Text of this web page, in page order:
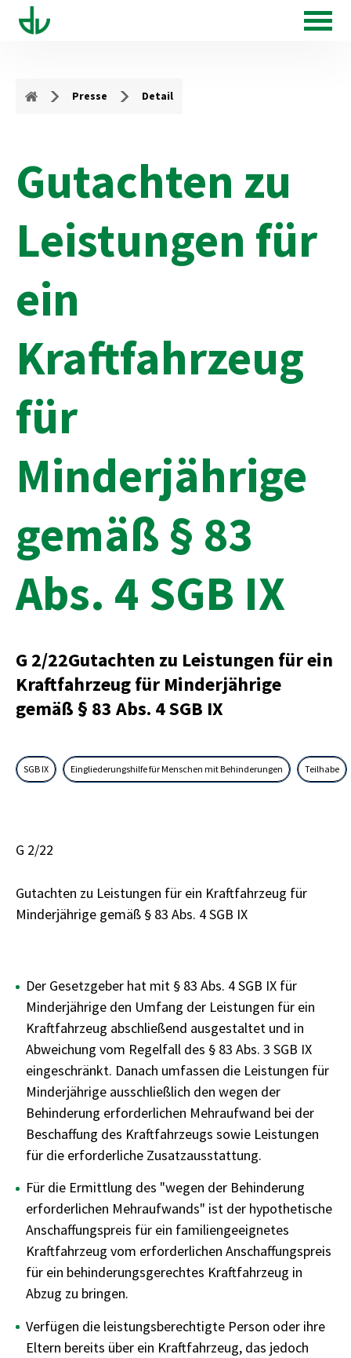
Presse Detail
Gutachten zu
Leistungen für
ein
Kraftfahrzeug
für
Minderjährige
gemäß § 83
Abs. 4 SGB IX
G 2/22Gutachten zu Leistungen für ein
Kraftfahrzeug für Minderjährige
gemäß § 83 Abs. 4 SGB IX
SGB IX Eingliederungshilfe für Menschen mit Behinderungen Teilhabe
G 2/22
Gutachten zu Leistungen für ein Kraftfahrzeug für
Minderjährige gemäß § 83 Abs. 4 SGB IX
Der Gesetzgeber hat mit § 83 Abs. 4 SGB IX für
Minderjährige den Umfang der Leistungen für ein
Kraftfahrzeug abschließend ausgestaltet und in
Abweichung vom Regelfall des § 83 Abs. 3 SGB IX
eingeschränkt. Danach umfassen die Leistungen für
Minderjährige ausschließlich den wegen der
Behinderung erforderlichen Mehraufwand bei der
Beschaffung des Kraftfahrzeugs sowie Leistungen
für die erforderliche Zusatzausstattung.
Für die Ermittlung des "wegen der Behinderung
erforderlichen Mehraufwands" ist der hypothetische
Anschaffungspreis für ein familiengeeignetes
Kraftfahrzeug vom erforderlichen Anschaffungspreis
für ein behinderungsgerechtes Kraftfahrzeug in
Abzug zu bringen.
Verfügen die leistungsberechtigte Person oder ihre
Eltern bereits über ein Kraftfahrzeug, das jedoch